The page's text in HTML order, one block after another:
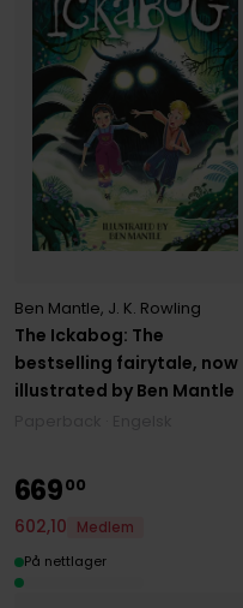
The Ickabog: The
bestselling fairytale, now
illustrated by Ben Mantle
Ben Mantle, J. K. Rowling
66900
602,10
Medlem
På nettlager